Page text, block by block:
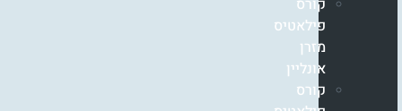
קורס
פילאטיס
מזרן
אונליין
קורס